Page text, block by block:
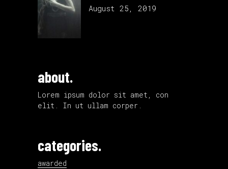
August 25, 2019
about.
Lorem ipsum dolor sit amet, con
elit. In ut ullam corper.
categories.
awarded